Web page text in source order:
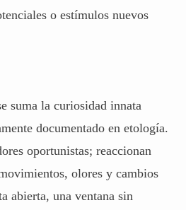
o estímulos nuevos
suma la curiosidad innata
documentado en etología.
oportunistas; reaccionan
olores y cambios
abierta, una ventana sin